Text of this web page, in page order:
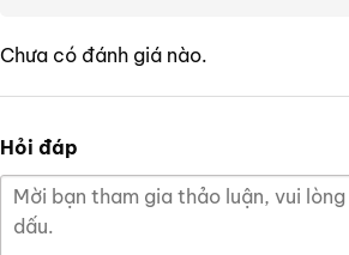
Chưa có đánh giá nào.
Hỏi đáp